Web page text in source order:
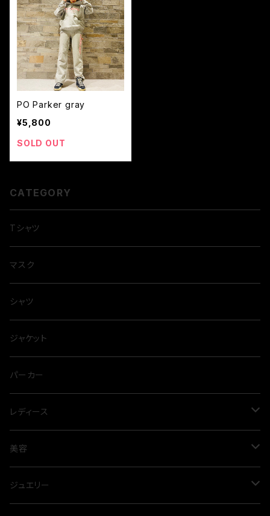
PO Parker gray
¥5,800
SOLD OUT
CATEGORY
Tシャツ
マスク
シャツ
ジャケット
パーカー
レディース
ワンピース
プリーツ
パンツ
美容
オイル
ジュエリー